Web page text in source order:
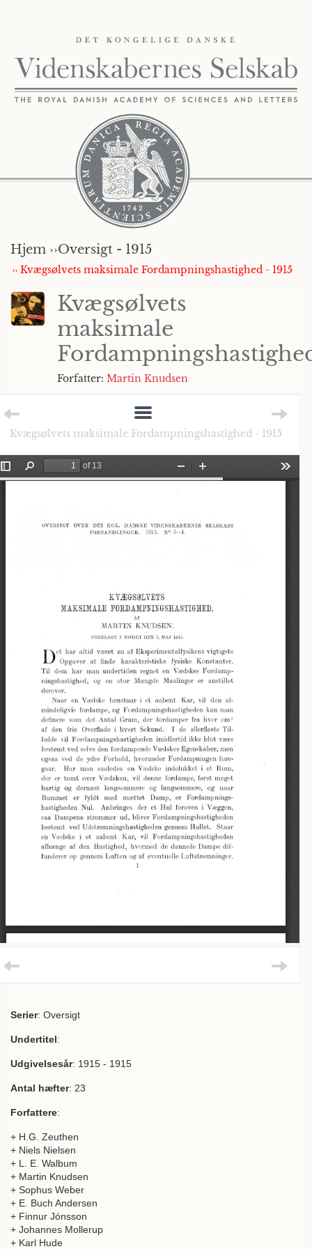
Hjem ››Oversigt - 1915
›› Kvægsølvets maksimale Fordampningshastighed - 1915
Kvægsølvets
maksimale
Forfatter: Martin Knudsen
Kvægsølvets maksimale Fordampningshastighed - 1915
Serier: Oversigt
Undertitel:
Udgivelsesår: 1915 - 1915
Antal hæfter: 23
Forfattere:
+ H.G. Zeuthen
+ Niels Nielsen
+ L. E. Walbum
+ Martin Knudsen
+ Sophus Weber
+ E. Buch Andersen
+ Finnur Jónsson
+ Johannes Mollerup
+ Karl Hude